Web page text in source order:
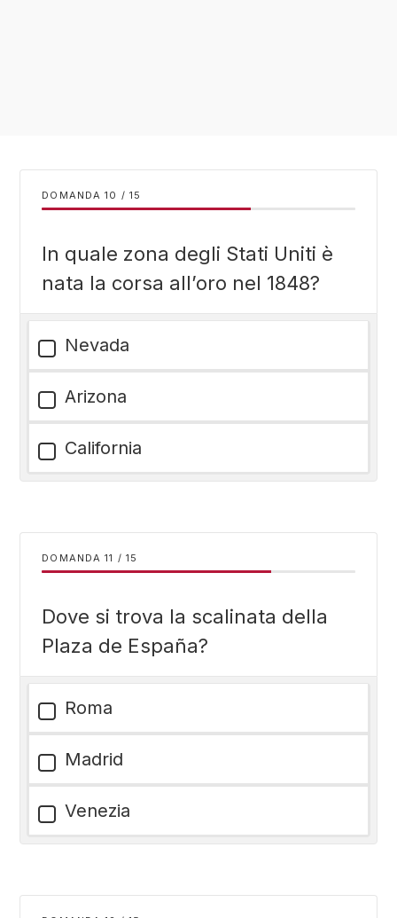
DOMANDA / 15
In quale zona degli Stati Uniti è
nata la corsa all’oro nel 1848?
Nevada
Arizona
California
DOMANDA / 15
Dove si trova la scalinata della
Plaza de España?
Roma
Madrid
Venezia